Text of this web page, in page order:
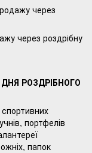
через
через роздрібну
ДНЯ РОЗДРІБНОГО
портфелів
папок